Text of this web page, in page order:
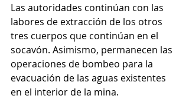
Las autoridades continúan con las
labores de extracción de los otros
tres cuerpos que continúan en el
socavón. Asimismo, permanecen las
operaciones de bombeo para la
evacuación de las aguas existentes
en el interior de la mina.